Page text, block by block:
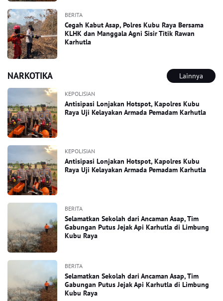
BERITA
Cegah Kabut Asap, Polres Kubu Raya Bersama
KLHK dan Manggala Agni Sisir Titik Rawan
Karhutla
NARKOTIKA Lainnya
KEPOLISIAN
Antisipasi Lonjakan Hotspot, Kapolres Kubu
Raya Uji Kelayakan Armada Pemadam Karhutla
KEPOLISIAN
Antisipasi Lonjakan Hotspot, Kapolres Kubu
Raya Uji Kelayakan Armada Pemadam Karhutla
BERITA
Selamatkan Sekolah dari Ancaman Asap, Tim
Gabungan Putus Jejak Api Karhutla di Limbung
Kubu Raya
BERITA
Selamatkan Sekolah dari Ancaman Asap, Tim
Gabungan Putus Jejak Api Karhutla di Limbung
Kubu Raya